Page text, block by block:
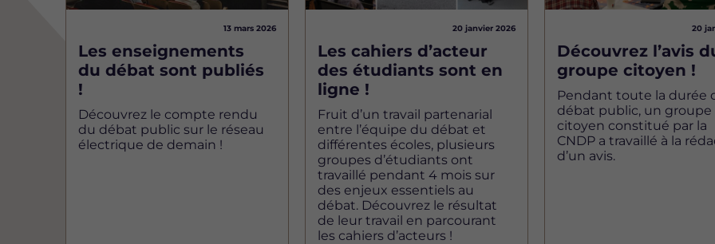
13 mars 2026
Les enseignements
du débat sont publiés
!
Découvrez le compte rendu
du débat public sur le réseau
électrique de demain !
20 janvier 2026
Les cahiers d’acteur
des étudiants sont en
ligne !
Fruit d’un travail partenarial
entre l’équipe du débat et
différentes écoles, plusieurs
groupes d’étudiants ont
travaillé pendant 4 mois sur
des enjeux essentiels au
débat. Découvrez le résultat
de leur travail en parcourant
les cahiers d’acteurs !
20
Découvrez l’avis
groupe citoyen !
Pendant toute la durée
débat public, un groupe
citoyen constitué par la
CNDP a travaillé à la
d’un avis.